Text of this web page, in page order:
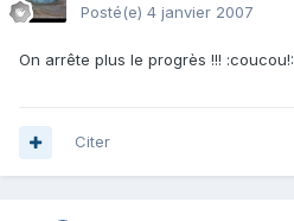
Posté(e) 4 janvier 2007
On arrête plus le progrès !!! :coucou!:
Citer